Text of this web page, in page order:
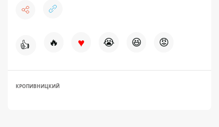
👍 🔥 ♥ 😭 😆 😡
КРОПИВНИЦКИЙ